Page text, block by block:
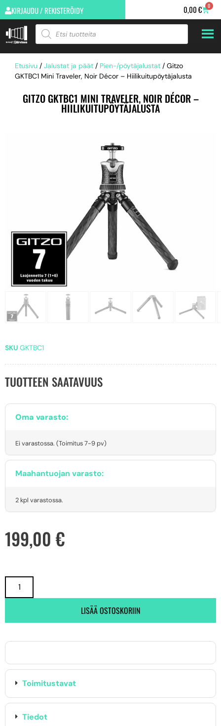
KIRJAUDU / REKISTERÖIDY 0,00€ 0
Etusivu / Jalustat ja päät / Pien-/pöytäjalustat / Gitzo
GKTBC1 Mini Traveler, Noir Décor – Hiilikuitupöytäjalusta
GITZO GKTBC1 MINI TRAVELER, NOIR DÉCOR –
HIILIKUITUPÖYTÄJALUSTA
SKU GKTBC1
TUOTTEEN SAATAVUUS
Oma varasto:
Ei varastossa. (Toimitus 7-9 pv)
Maahantuojan varasto:
2 kpl varastossa.
199,00 €
LISÄÄ OSTOSKORIIN
Toimitustavat
Tiedot